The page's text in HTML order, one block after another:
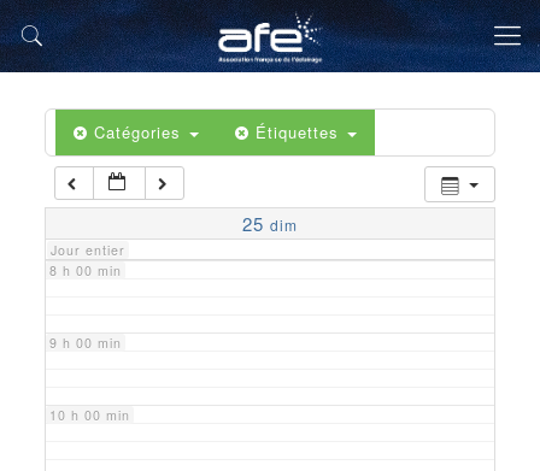
Catégories Étiquettes
25 dim
Jour entier
5 h 00 min
6 h 00 min
7 h 00 min
8 h 00 min
9 h 00 min
10 h 00 min